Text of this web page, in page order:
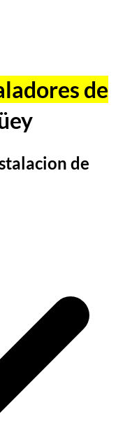
de
de